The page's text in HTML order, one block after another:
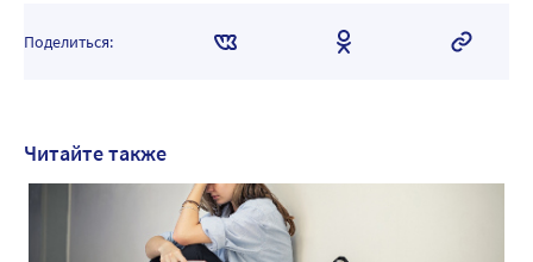
Поделиться:
Читайте также